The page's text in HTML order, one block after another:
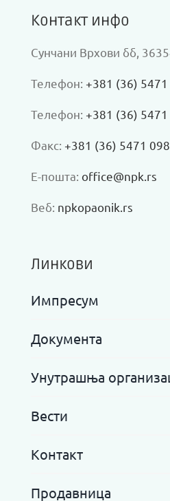
Контакт инфо
Сунчани Врхови бб,
Телефон: +381 (36) 5471
Телефон: +381 (36)
Факс: +381 (36) 5471 098
Е-пошта: office@npk.rs
Веб: npkopaonik.rs
Линкови
Импресум
Документа
Унутрашња
Вести
Контакт
Продавница